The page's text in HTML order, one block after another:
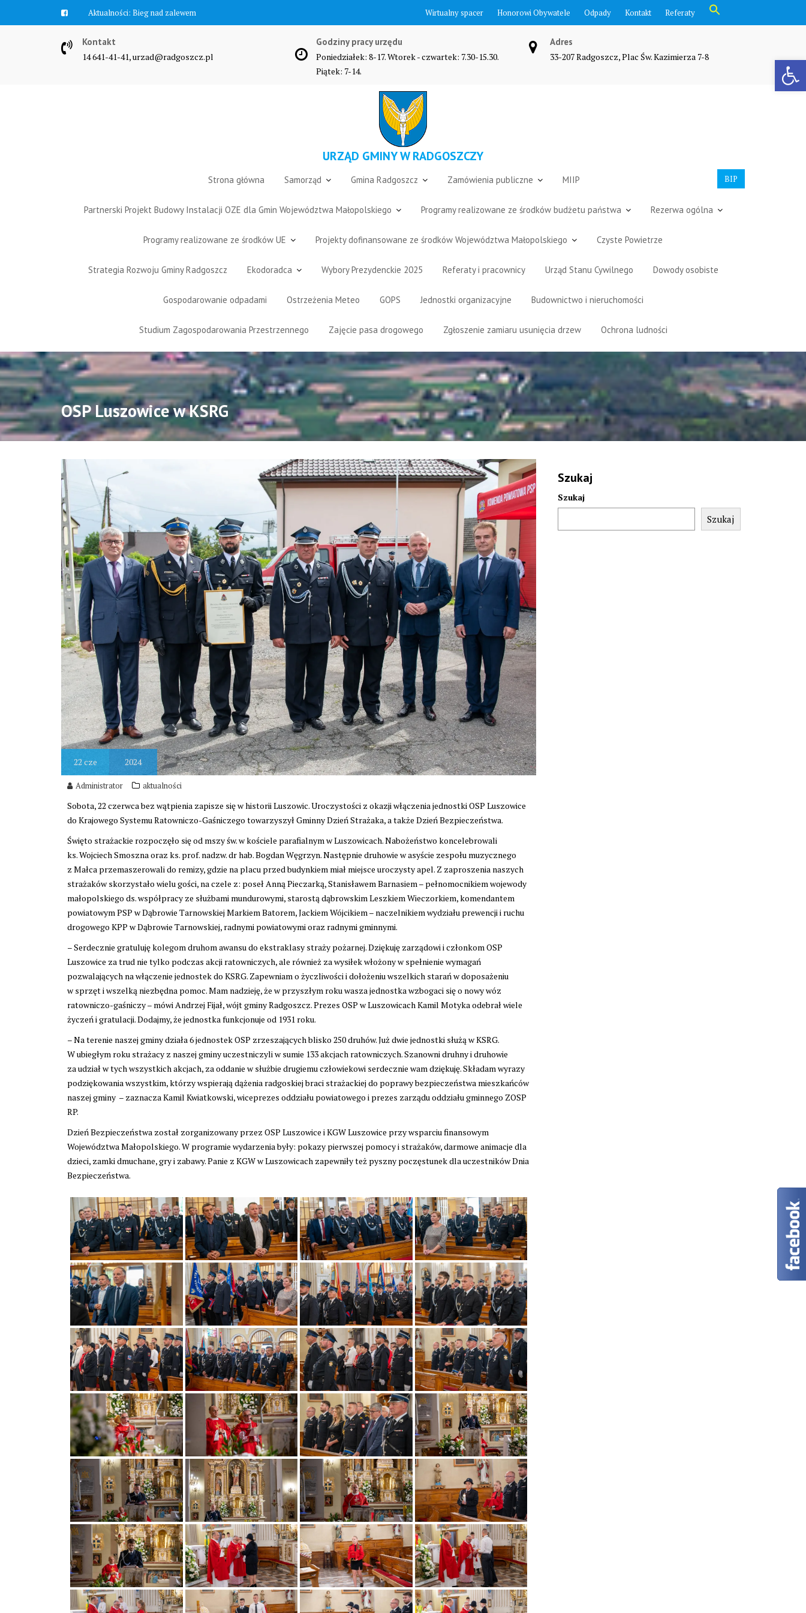
Otwórz pasek narzędzi
Aktualności: Zawyją syreny Wirtualny spacer Honorowi Obywatele Odpady Kontakt Referaty
Search Button
Kontakt
14 641-41-41, urzad@radgoszcz.pl
Godziny pracy urzędu
Poniedziałek: 8-17. Wtorek - czwartek: 7.30-15.30.
Piątek: 7-14.
Adres
33-207 Radgoszcz, Plac Św. Kazimierza 7-8
URZĄD GMINY W RADGOSZCZY
BIP
Strona główna Samorząd Gmina Radgoszcz Zamówienia publiczne MIIP
Partnerski Projekt Budowy Instalacji OZE dla Gmin Województwa Małopolskiego Programy realizowane ze środków budżetu państwa Rezerwa ogólna
Programy realizowane ze środków UE Projekty dofinansowane ze środków Województwa Małopolskiego Czyste Powietrze
Strategia Rozwoju Gminy Radgoszcz Ekodoradca Wybory Prezydenckie 2025 Referaty i pracownicy Urząd Stanu Cywilnego Dowody osobiste
Gospodarowanie odpadami Ostrzeżenia Meteo GOPS Jednostki organizacyjne Budownictwo i nieruchomości
Studium Zagospodarowania Przestrzennego Zajęcie pasa drogowego Zgłoszenie zamiaru usunięcia drzew Ochrona ludności
OSP Luszowice w KSRG
22 cze 2024
Administrator aktualności
Sobota, 22 czerwca bez wątpienia zapisze się w historii Luszowic. Uroczystości z okazji włączenia jednostki OSP Luszowice
do Krajowego Systemu Ratowniczo-Gaśniczego towarzyszył Gminny Dzień Strażaka, a także Dzień Bezpieczeństwa.
Święto strażackie rozpoczęło się od mszy św. w kościele parafialnym w Luszowicach. Nabożeństwo koncelebrowali
ks. Wojciech Smoszna oraz ks. prof. nadzw. dr hab. Bogdan Węgrzyn. Następnie druhowie w asyście zespołu muzycznego
z Małca przemaszerowali do remizy, gdzie na placu przed budynkiem miał miejsce uroczysty apel. Z zaproszenia naszych
strażaków skorzystało wielu gości, na czele z: poseł Anną Pieczarką, Stanisławem Barnasiem – pełnomocnikiem wojewody
małopolskiego ds. współpracy ze służbami mundurowymi, starostą dąbrowskim Leszkiem Wieczorkiem, komendantem
powiatowym PSP w Dąbrowie Tarnowskiej Markiem Batorem, Jackiem Wójcikiem – naczelnikiem wydziału prewencji i ruchu
drogowego KPP w Dąbrowie Tarnowskiej, radnymi powiatowymi oraz radnymi gminnymi.
– Serdecznie gratuluję kolegom druhom awansu do ekstraklasy straży pożarnej. Dziękuję zarządowi i członkom OSP
Luszowice za trud nie tylko podczas akcji ratowniczych, ale również za wysiłek włożony w spełnienie wymagań
pozwalających na włączenie jednostek do KSRG. Zapewniam o życzliwości i dołożeniu wszelkich starań w doposażeniu
w sprzęt i wszelką niezbędna pomoc. Mam nadzieję, że w przyszłym roku wasza jednostka wzbogaci się o nowy wóz
ratowniczo-gaśniczy – mówi Andrzej Fijał, wójt gminy Radgoszcz. Prezes OSP w Luszowicach Kamil Motyka odebrał wiele
życzeń i gratulacji. Dodajmy, że jednostka funkcjonuje od 1931 roku.
– Na terenie naszej gminy działa 6 jednostek OSP zrzeszających blisko 250 druhów. Już dwie jednostki służą w KSRG.
W ubiegłym roku strażacy z naszej gminy uczestniczyli w sumie 133 akcjach ratowniczych. Szanowni druhny i druhowie
za udział w tych wszystkich akcjach, za oddanie w służbie drugiemu człowiekowi serdecznie wam dziękuję. Składam wyrazy
podziękowania wszystkim, którzy wspierają dążenia radgoskiej braci strażackiej do poprawy bezpieczeństwa mieszkańców
naszej gminy – zaznacza Kamil Kwiatkowski, wiceprezes oddziału powiatowego i prezes zarządu oddziału gminnego ZOSP
RP.
Dzień Bezpieczeństwa został zorganizowany przez OSP Luszowice i KGW Luszowice przy wsparciu finansowym
Województwa Małopolskiego. W programie wydarzenia były: pokazy pierwszej pomocy i strażaków, darmowe animacje dla
dzieci, zamki dmuchane, gry i zabawy. Panie z KGW w Luszowicach zapewniły też pyszny poczęstunek dla uczestników Dnia
Bezpieczeństwa.
Szukaj
Szukaj
Szukaj